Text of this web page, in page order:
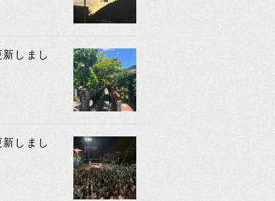
しまし
しまし